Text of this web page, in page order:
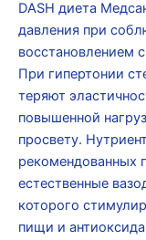
DASH диета
давления при
восстановлением
При гипертонии
теряют
повышенной
просвету.
рекомендованных
естественные
которого
пищи и